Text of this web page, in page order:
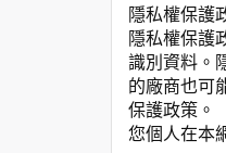
隱私權保護
隱私權保護
識別資料。
的廠商也可
保護政策。
您個人在本